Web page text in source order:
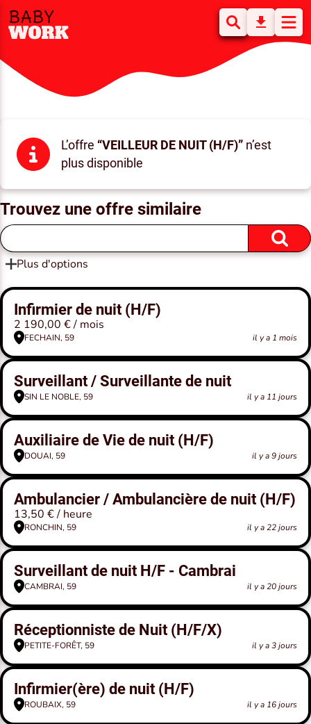
L’offre “VEILLEUR DE NUIT (H/F)” n’est
plus disponible
Trouvez une offre similaire
Plus d'options
Infirmier de nuit (H/F)
2 190,00 € / mois
FECHAIN, 59 il y a 1 mois
Surveillant / Surveillante de nuit
SIN LE NOBLE, 59 il y a 11 jours
Auxiliaire de Vie de nuit (H/F)
DOUAI, 59 il y a 9 jours
Ambulancier / Ambulancière de nuit (H/F)
13,50 € / heure
RONCHIN, 59 il y a 22 jours
Surveillant de nuit H/F - Cambrai
CAMBRAI, 59 il y a 20 jours
Réceptionniste de Nuit (H/F/X)
PETITE-FORÊT, 59 il y a 3 jours
Infirmier(ère) de nuit (H/F)
ROUBAIX, 59 il y a 16 jours